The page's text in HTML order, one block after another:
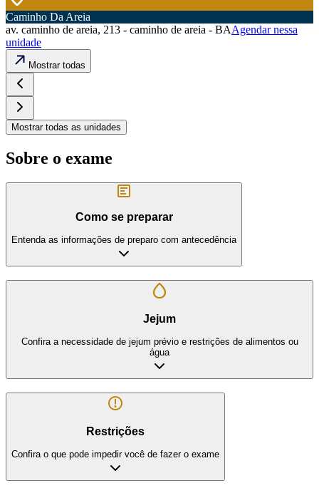
Caminho Da Areia
av. caminho de areia, 213 - caminho de areia - BAAgendar nessa
unidade
Mostrar todas
Mostrar todas as unidades
Sobre o exame
Como se preparar
Entenda as informações de preparo com antecedência
Jejum
Confira a necessidade de jejum prévio e restrições de alimentos ou
água
Restrições
Confira o que pode impedir você de fazer o exame